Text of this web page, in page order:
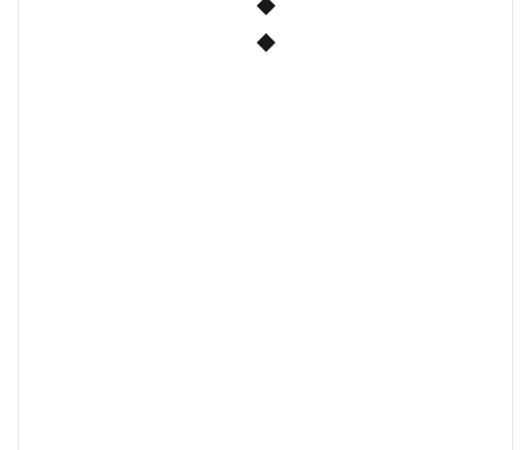
◆
◆